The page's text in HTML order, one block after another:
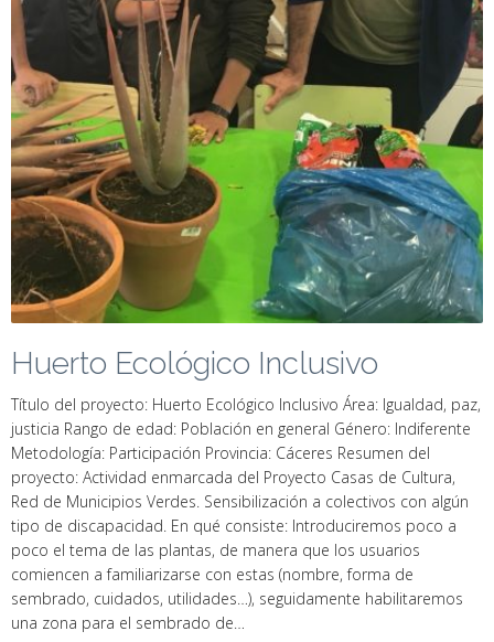
Huerto Ecológico Inclusivo
Título del proyecto: Huerto Ecológico Inclusivo Área: Igualdad, paz,
justicia Rango de edad: Población en general Género: Indiferente
Metodología: Participación Provincia: Cáceres Resumen del
proyecto: Actividad enmarcada del Proyecto Casas de Cultura,
Red de Municipios Verdes. Sensibilización a colectivos con algún
tipo de discapacidad. En qué consiste: Introduciremos poco a
poco el tema de las plantas, de manera que los usuarios
comiencen a familiarizarse con estas (nombre, forma de
sembrado, cuidados, utilidades…), seguidamente habilitaremos
una zona para el sembrado de…